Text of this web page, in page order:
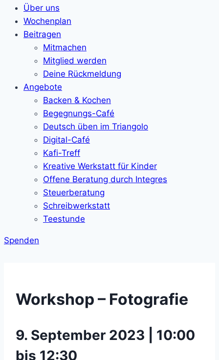
Über uns
Wochenplan
Beitragen
Mitmachen
Mitglied werden
Deine Rückmeldung
Angebote
Backen & Kochen
Begegnungs-Café
Deutsch üben im Triangolo
Digital-Café
Kafi-Treff
Kreative Werkstatt für Kinder
Offene Beratung durch Integres
Steuerberatung
Schreibwerkstatt
Teestunde
Spenden
Workshop – Fotografie
9. September 2023 | 10:00
bis 12:30